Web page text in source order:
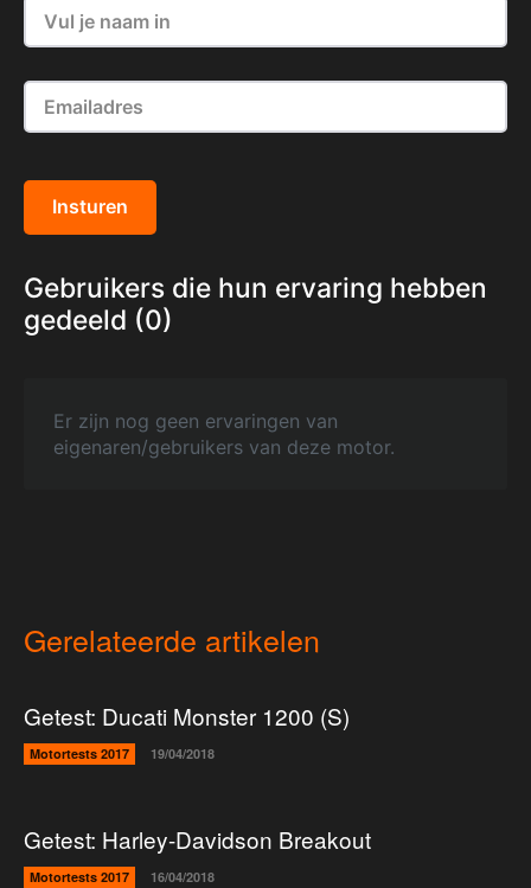
Insturen
Gebruikers die hun ervaring hebben
gedeeld (0)
Er zijn nog geen ervaringen van
eigenaren/gebruikers van deze motor.
Gerelateerde artikelen
Getest: Ducati Monster 1200 (S)
Motortests 2017 19/04/2018
Getest: Harley-Davidson Breakout
Motortests 2017 16/04/2018